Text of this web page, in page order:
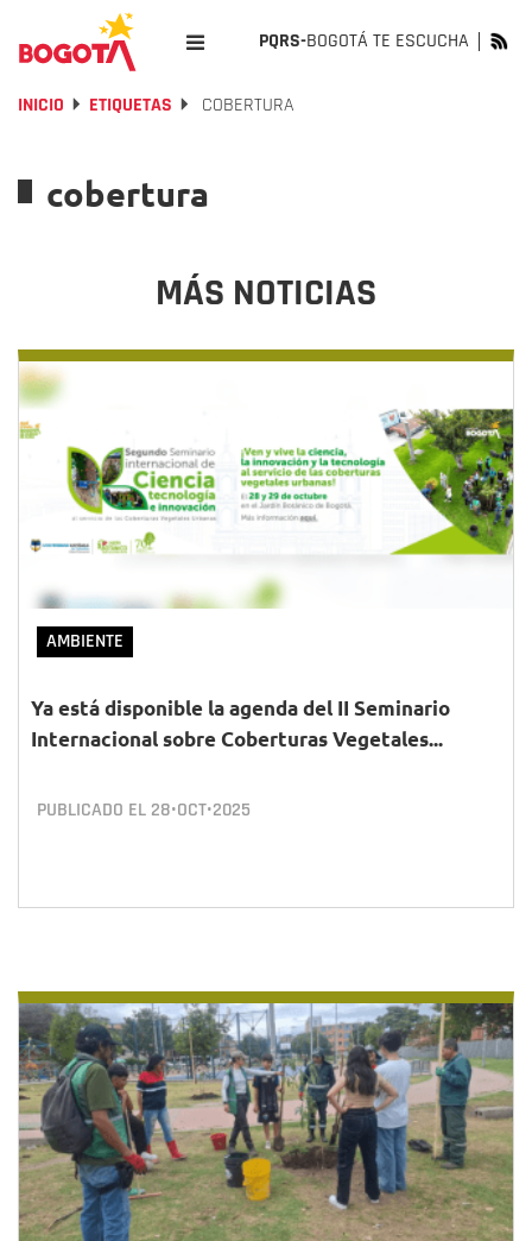
PQRS-BOGOTÁ TE ESCUCHA
INICIO ETIQUETAS COBERTURA
cobertura
MÁS NOTICIAS
AMBIENTE
Ya está disponible la agenda del II Seminario
Internacional sobre Coberturas Vegetales...
PUBLICADO EL 28•OCT•2025